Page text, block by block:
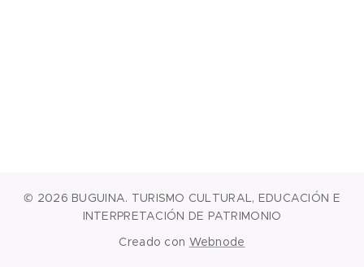
© 2026 BUGUINA. TURISMO CULTURAL, EDUCACIÓN E
INTERPRETACIÓN DE PATRIMONIO
Creado con Webnode